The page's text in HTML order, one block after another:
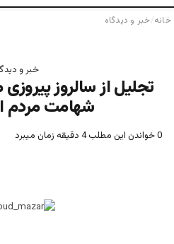
خانه/خبر و دیدگاه
خبر و
تجلیل از سالروز
شهامت مردم
0خواندن این مطلب 4 دقیقه زمان میبرد